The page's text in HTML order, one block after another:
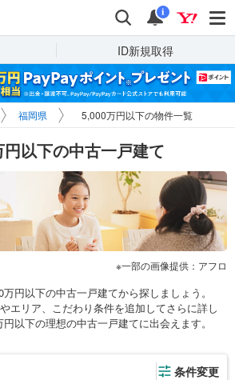
検索 通知
i
ID新規取得
福岡県 5,000万円以下の物件一覧
以下の中古一戸建て
一部の画像提供：アフロ
円以下の中古一戸建てから探しましょう。
エリア、こだわり条件を追加してさらに詳し
以下の理想の中古一戸建てに出会えます。
条件変更